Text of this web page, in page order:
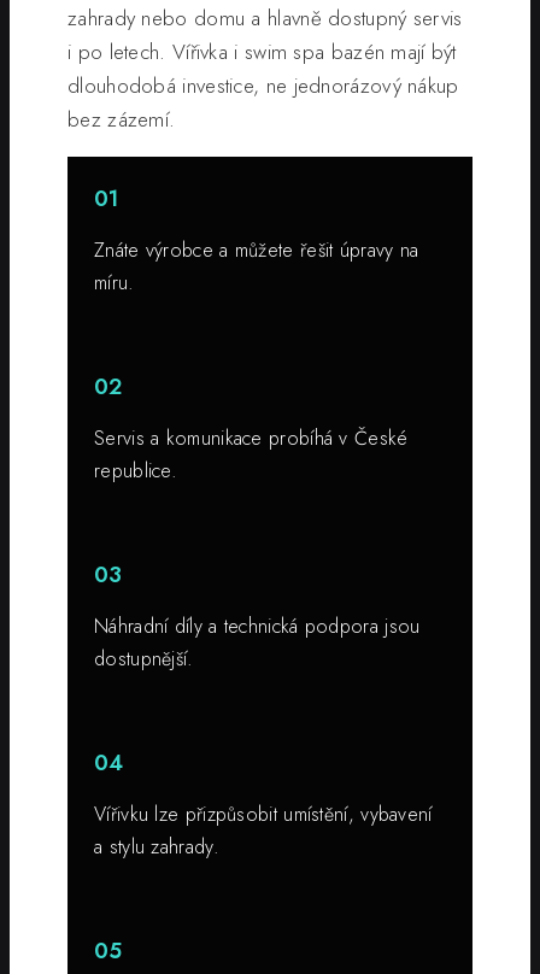
zahrady nebo domu a hlavně dostupný servis
i po letech. Vířivka i swim spa bazén mají být
dlouhodobá investice, ne jednorázový nákup
bez zázemí.
01
Znáte výrobce a můžete řešit úpravy na
míru.
02
Servis a komunikace probíhá v České
republice.
03
Náhradní díly a technická podpora jsou
dostupnější.
04
Vířivku lze přizpůsobit umístění, vybavení
a stylu zahrady.
05